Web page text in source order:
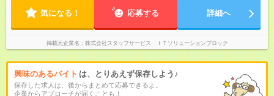
気になる！ 応募する 詳細へ
掲載元企業名 株式会社スタッフサービス ＩＴソリューションブロック
興味のあるバイト は、とりあえず保存しよう♪
保存した求人は、後からまとめて応募できるよ。
企業からアプローチが届くことも！